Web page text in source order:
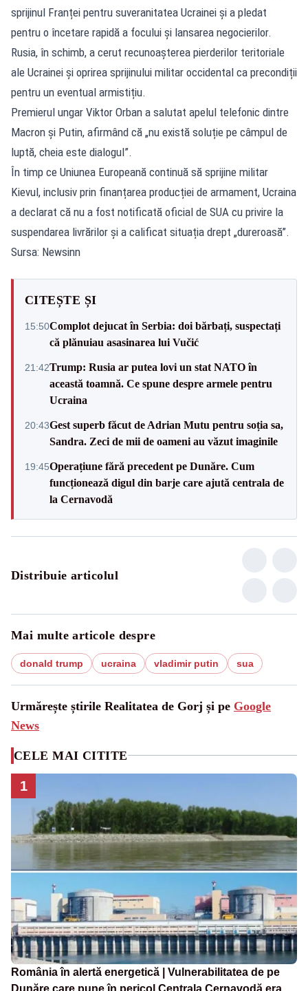
sprijinul Franței pentru suveranitatea Ucrainei și a pledat
pentru o încetare rapidă a focului și lansarea negocierilor.
Rusia, în schimb, a cerut recunoașterea pierderilor teritoriale
ale Ucrainei și oprirea sprijinului militar occidental ca precondiții
pentru un eventual armistițiu.
Premierul ungar Viktor Orban a salutat apelul telefonic dintre
Macron și Putin, afirmând că „nu există soluție pe câmpul de
luptă, cheia este dialogul”.
În timp ce Uniunea Europeană continuă să sprijine militar
Kievul, inclusiv prin finanțarea producției de armament, Ucraina
a declarat că nu a fost notificată oficial de SUA cu privire la
suspendarea livrărilor și a calificat situația drept „dureroasă”.
Sursa: Newsinn
CITEȘTE ȘI
15:50Complot dejucat în Serbia: doi bărbați, suspectați
că plănuiau asasinarea lui Vučić
21:42Trump: Rusia ar putea lovi un stat NATO în
această toamnă. Ce spune despre armele pentru
Ucraina
20:43Gest superb făcut de Adrian Mutu pentru soția sa,
Sandra. Zeci de mii de oameni au văzut imaginile
19:45Operațiune fără precedent pe Dunăre. Cum
funcționează digul din barje care ajută centrala de
la Cernavodă
Distribuie articolul
Mai multe articole despre
donald trump ucraina vladimir putin sua
Urmărește știrile Realitatea de Gorj și pe Google
News
CELE MAI CITITE
1
România în alertă energetică | Vulnerabilitatea de pe
Dunăre care pune în pericol Centrala Cernavodă era